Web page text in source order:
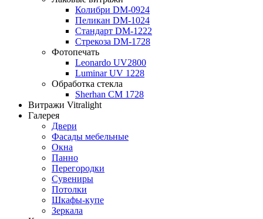
Колибри DM-0924
Пеликан DM-1024
Стандарт DM-1222
Стрекоза DM-1728
Фотопечать
Leonardo UV2800
Luminar UV 1228
Обработка стекла
Sherhan CM 1728
Витражи Vitralight
Галерея
Двери
Фасады мебельные
Окна
Панно
Перегородки
Сувениры
Потолки
Шкафы-купе
Зеркала